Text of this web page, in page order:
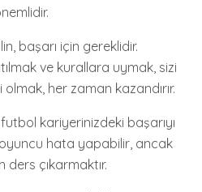
başarı için gereklidir.
ve kurallara uymak, sizi
olmak, her zaman kazandırır.
kariyerinizdeki başarıyı
oyuncu hata yapabilir, ancak
çıkarmaktır.